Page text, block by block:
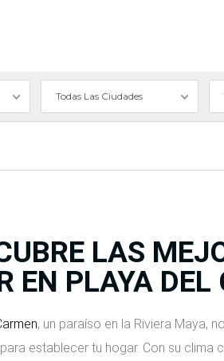
Todas Las Ciudades
LAS
EN PLAYA
, un paraíso en la Riviera Maya,
establecer tu hogar. Con su clima